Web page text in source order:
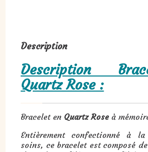
Description
Description
Quartz Rose :
Bracelet en Quartz Roseà
Entièrement confectionné à
soins, ce bracelet est composé